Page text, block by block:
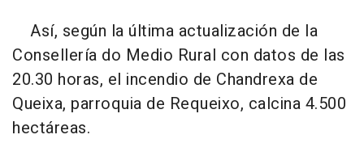
Así, según la última actualización de la
Consellería do Medio Rural con datos de las
20.30 horas, el incendio de Chandrexa de
Queixa, parroquia de Requeixo, calcina 4.500
hectáreas.